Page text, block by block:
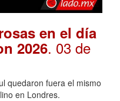
en el día
2026. 03 de
quedaron fuera el mismo
en Londres.